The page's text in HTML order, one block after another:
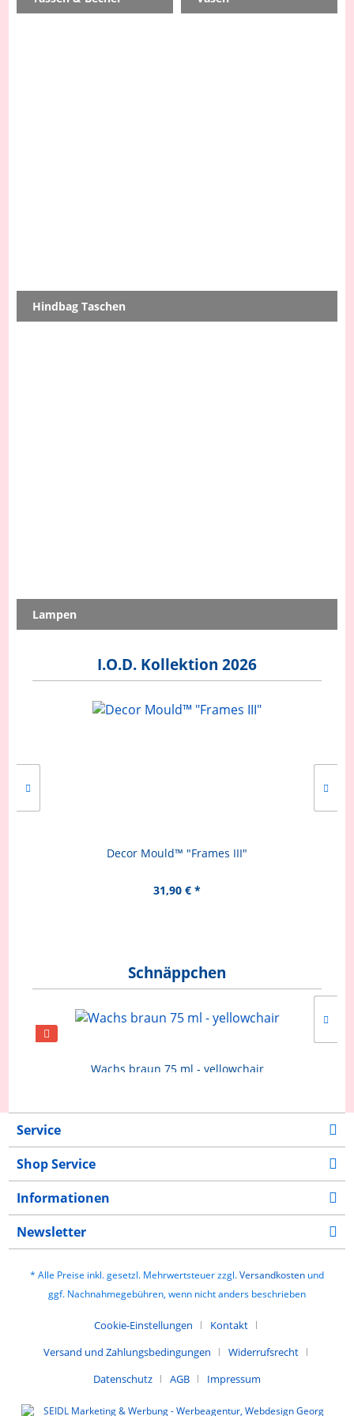
Hindbag Taschen
Lampen
I.O.D. Kollektion 2026
Decor Mould™ "Frames III"
31,90 € *
Schnäppchen
Wachs braun 75 ml - yellowchair
Service
Shop Service
Informationen
Newsletter
* Alle Preise inkl. gesetzl. Mehrwertsteuer zzgl.Versandkosten und
ggf. Nachnahmegebühren, wenn nicht anders beschrieben
Cookie-Einstellungen
Kontakt
Versand und Zahlungsbedingungen
Widerrufsrecht
Datenschutz
AGB Impressum